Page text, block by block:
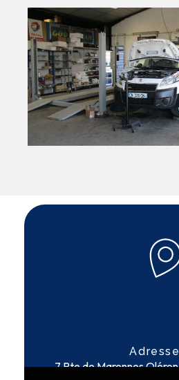
Adresse
7 Rte de Marennes Oléron